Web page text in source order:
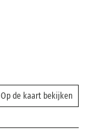
Op de kaart bekijken